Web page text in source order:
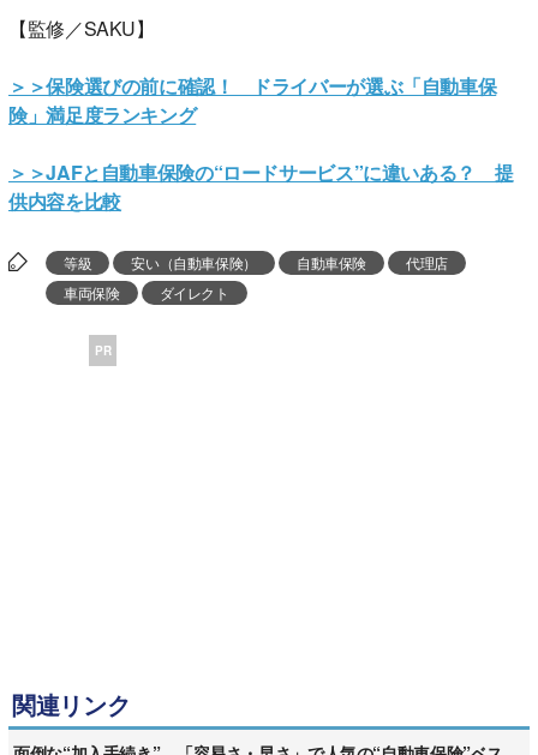
【監修／SAKU】
＞＞保険選びの前に確認！ ドライバーが選ぶ「自動車保
険」満足度ランキング
＞＞JAFと自動車保険の“ロードサービス”に違いある？ 提
供内容を比較
等級 安い（自動車保険） 自動車保険
代理店
車両保険
ダイレクト
PR
関連リンク